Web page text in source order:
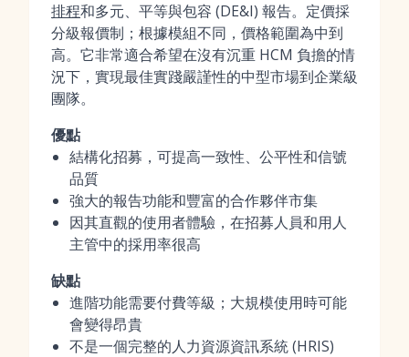
排程和多元、平等與包容 (DE&I) 報告。定價採
分級報價制；根據模組不同，價格範圍為中到
高。它非常適合希望在沒有沉重 HCM 負擔的情
況下，實現最佳實踐嚴謹性的中型市場到企業級
團隊。
優點
結構化招募，可提高一致性、公平性和信號
品質
強大的報告功能和豐富的合作夥伴市集
因其直觀的使用者體驗，在招募人員和用人
主管中的採用率很高
缺點
進階功能需要付費等級；大規模使用時可能
會變得昂貴
不是一個完整的人力資源資訊系統 (HRIS)